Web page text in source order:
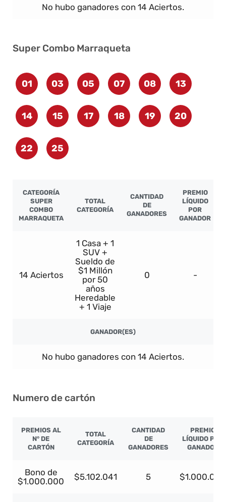
No hubo ganadores con 14 Aciertos.
Super Combo Marraqueta
01 03 05 07 08 13
14 15 17 18 19 20
22 25
CATEGORÍA
SUPER
COMBO
MARRAQUETA
TOTAL
CATEGORÍA
CANTIDAD
DE
GANADORES
PREMIO
LÍQUIDO
POR
GANADOR
14 Aciertos
1 Casa + 1
SUV +
Sueldo de
$1 Millón
por 50
años
Heredable
+ 1 Viaje
0 -
GANADOR(ES)
No hubo ganadores con 14 Aciertos.
Numero de cartón
PREMIOS AL
N° DE
CARTÓN
TOTAL
CATEGORÍA
CANTIDAD
DE
GANADORES
PREMIO
LÍQUIDO POR
GANADOR
Bono de
$1.000.000
$5.102.041 5 $1.000.000